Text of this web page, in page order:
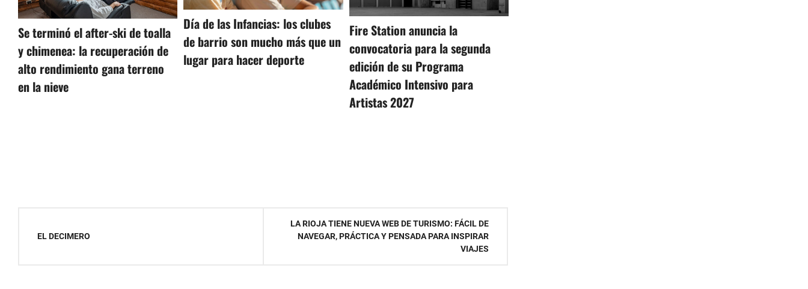
Se terminó el after-ski de toalla
y chimenea: la recuperación de
alto rendimiento gana terreno
en la nieve
Día de las Infancias: los clubes
de barrio son mucho más que un
lugar para hacer deporte
Fire Station anuncia la
convocatoria para la segunda
edición de su Programa
Académico Intensivo para
Artistas 2027
EL DECIMERO
LA RIOJA TIENE NUEVA WEB DE TURISMO: FÁCIL DE
NAVEGAR, PRÁCTICA Y PENSADA PARA INSPIRAR
VIAJES